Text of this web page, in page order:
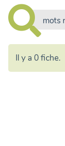
Il y a 0 fiche.